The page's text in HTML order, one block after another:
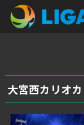
大宮西カリオ